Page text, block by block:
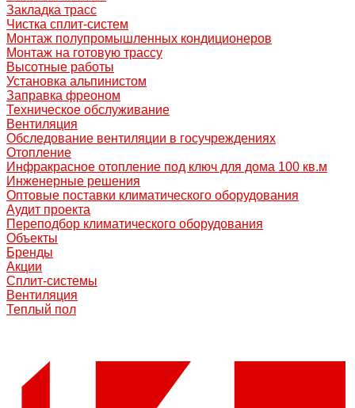
Закладка трасс
Чистка сплит-систем
Монтаж полупромышленных кондиционеров
Монтаж на готовую трассу
Высотные работы
Установка альпинистом
Заправка фреоном
Техническое обслуживание
Вентиляция
Обследование вентиляции в госучреждениях
Отопление
Инфракрасное отопление под ключ для дома 100 кв.м
Инженерные решения
Оптовые поставки климатического оборудования
Аудит проекта
Переподбор климатического оборудования
Объекты
Бренды
Акции
Сплит-системы
Вентиляция
Теплый пол